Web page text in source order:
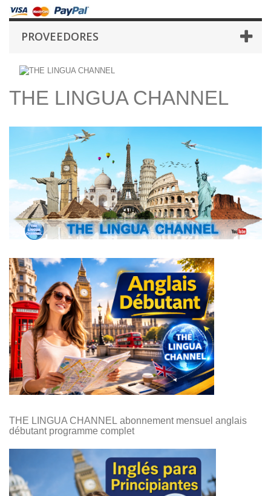
PROVEEDORES
THE LINGUA CHANNEL
THE LINGUA CHANNEL abonnement mensuel anglais
débutant programme complet